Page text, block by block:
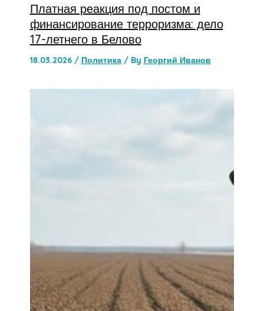
Платная реакция под постом и
финансирование терроризма: дело
17-летнего в Белово
18.03.2026 / Политика/ By Георгий Иванов